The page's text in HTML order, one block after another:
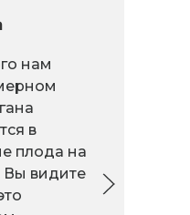
отличии от
терапии,
нам
в
плода на
Вы видите